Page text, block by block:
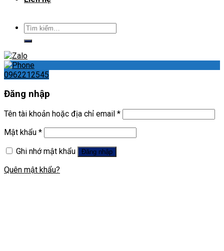
Tìm
kiếm:
0962212545
Đăng nhập
Tên tài khoản hoặc địa chỉ email *
Mật khẩu *
Ghi nhớ mật khẩu
Đăng nhập
Quên mật khẩu?